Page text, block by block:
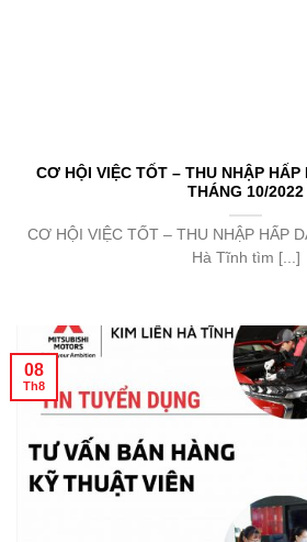
CƠ HỘI VIỆC TỐT – THU NHẬP HẤP
THÁNG 10/2022
CƠ HỘI VIỆC TỐT – THU NHẬP HẤP
Hà Tĩnh tìm [...]
08
Th8